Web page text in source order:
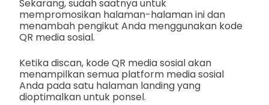
Sekarang, sudah saatnya untuk
mempromosikan halaman-halaman ini dan
menambah pengikut Anda menggunakan kode
QR media sosial.
Ketika discan, kode QR media sosial akan
menampilkan semua platform media sosial
Anda pada satu halaman landing yang
dioptimalkan untuk ponsel.